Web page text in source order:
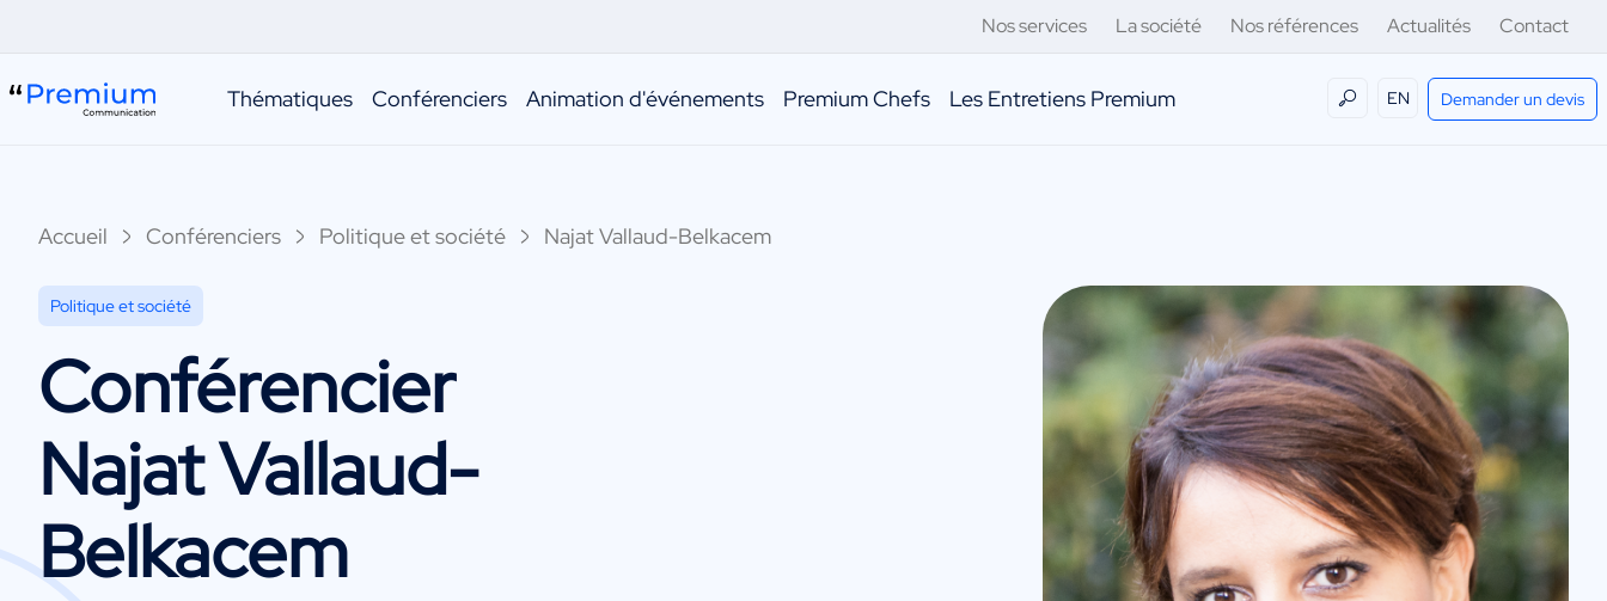
Nos services La société Nos références Actualités Contact
Thématiques Conférenciers Animation d'événements Premium Chefs Les Entretiens Premium EN Demander un devis
Accueil Conférenciers Politique et société Najat Vallaud-Belkacem
Politique et société
Conférencier
Najat Vallaud-
Belkacem